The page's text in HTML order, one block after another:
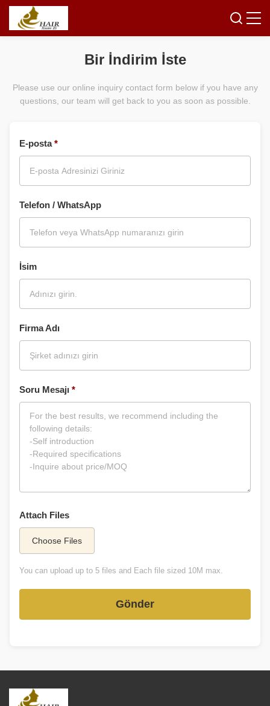
Bir İndirim İste
Please use our online inquiry contact form below if you have any
questions, our team will get back to you as soon as possible.
E-posta *
Telefon / WhatsApp
İsim
Firma Adı
Soru Mesajı *
Attach Files
Choose Files
You can upload up to 5 files and Each file sized 10M max.
Gönder